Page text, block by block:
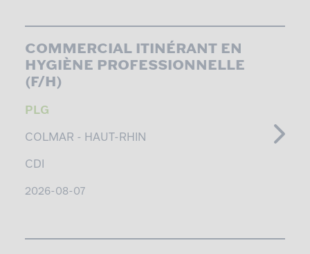
COMMERCIAL ITINÉRANT EN
HYGIÈNE PROFESSIONNELLE
(F/H)
PLG
COLMAR - HAUT-RHIN
CDI
2026-08-07